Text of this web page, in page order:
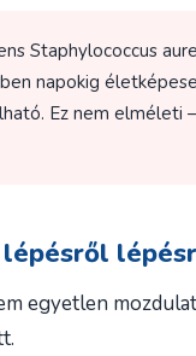
Staphylococcus
napokig
Ez nem elméleti
egyetlen